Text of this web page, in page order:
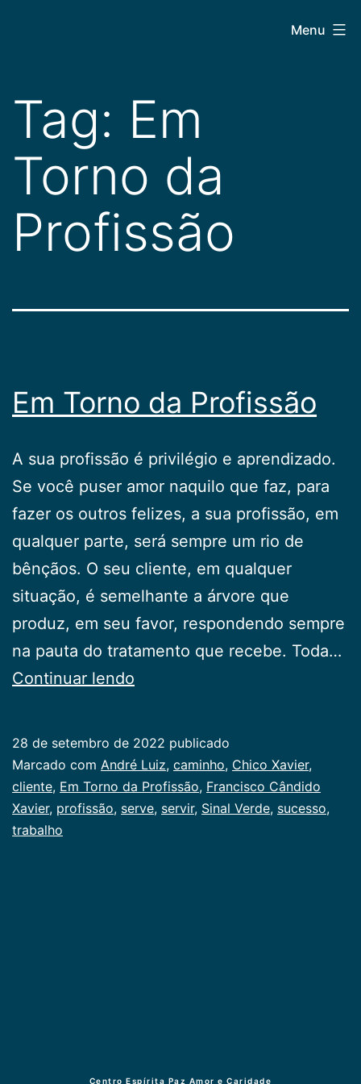
conteúdo
Menu
Tag: Em
Torno da
Profissão
Em Torno da Profissão
A sua profissão é privilégio e aprendizado.
Se você puser amor naquilo que faz, para
fazer os outros felizes, a sua profissão, em
qualquer parte, será sempre um rio de
bênçãos. O seu cliente, em qualquer
situação, é semelhante a árvore que
produz, em seu favor, respondendo sempre
na pauta do tratamento que recebe. Toda…
Continuar lendo
Profissão
28 de setembro de 2022 publicado
Categorizado
como
Juventude,
Publicogeral
Marcado com André Luiz, caminho, Chico Xavier,
cliente, Em Torno da Profissão, Francisco Cândido
Xavier, profissão, serve, servir, Sinal Verde, sucesso,
trabalho
Centro Espírita Paz Amor e Caridade